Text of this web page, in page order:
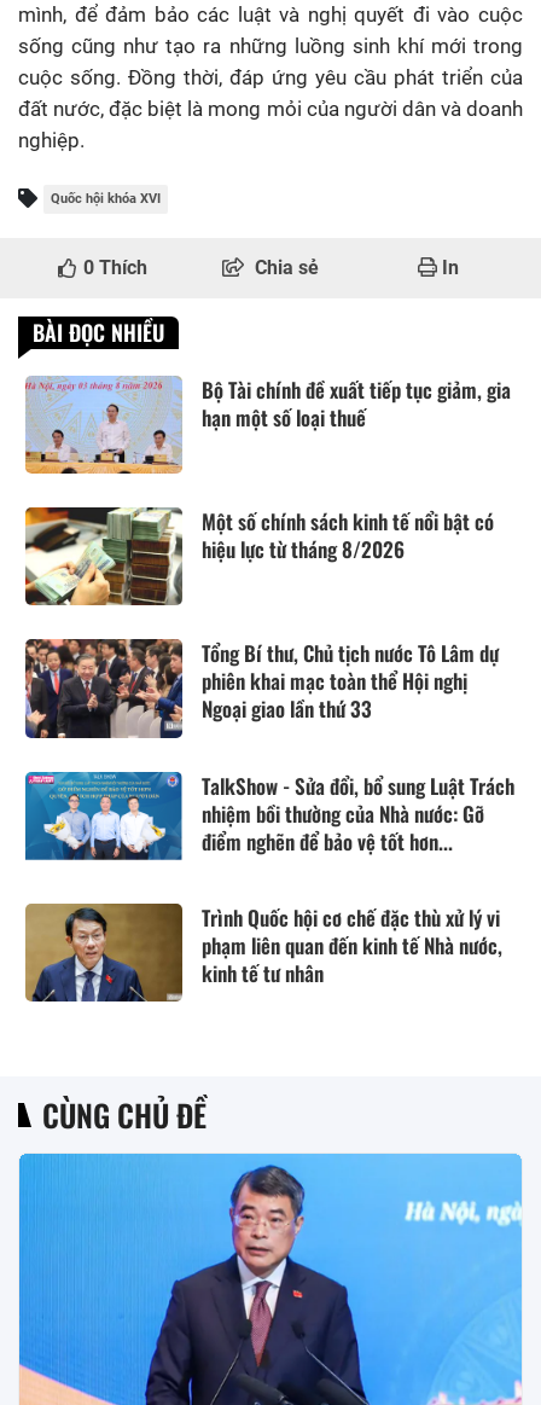
mình, để đảm bảo các luật và nghị quyết đi vào cuộc
sống cũng như tạo ra những luồng sinh khí mới trong
cuộc sống. Đồng thời, đáp ứng yêu cầu phát triển của
đất nước, đặc biệt là mong mỏi của người dân và doanh
nghiệp.
Quốc hội khóa XVI
0 Thích Chia sẻ In
BÀI ĐỌC NHIỀU
Bộ Tài chính đề xuất tiếp tục giảm, gia
hạn một số loại thuế
Một số chính sách kinh tế nổi bật có
hiệu lực từ tháng 8/2026
Tổng Bí thư, Chủ tịch nước Tô Lâm dự
phiên khai mạc toàn thể Hội nghị
Ngoại giao lần thứ 33
TalkShow - Sửa đổi, bổ sung Luật Trách
nhiệm bồi thường của Nhà nước: Gỡ
điểm nghẽn để bảo vệ tốt hơn...
Trình Quốc hội cơ chế đặc thù xử lý vi
phạm liên quan đến kinh tế Nhà nước,
kinh tế tư nhân
CÙNG CHỦ ĐỀ